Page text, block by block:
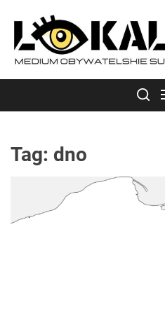
content
Tag: dno